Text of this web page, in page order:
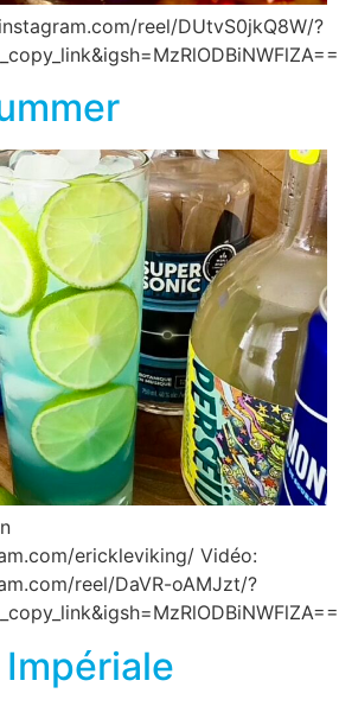
reel/DUtvS0jkQ8W/?
erickleviking/ Vidéo:
reel/DaVR-oAMJzt/?